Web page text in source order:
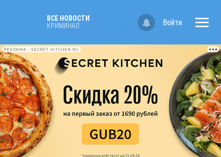
ВСЕ НОВОСТИ
КРИМИНАЛ
Войти
РЕКЛАМА • SECRET-KITCHEN.RU